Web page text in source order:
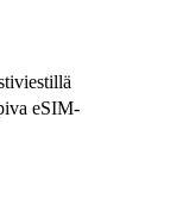
eSIM-